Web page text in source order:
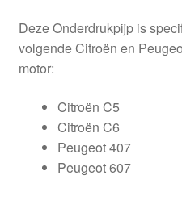
Deze Onderdrukpijp is
volgende Citroën en
motor:
Citroën C5
Citroën C6
Peugeot 407
Peugeot 607